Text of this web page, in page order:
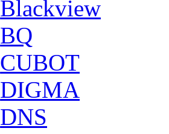
Blackview
BQ
CUBOT
DIGMA
DNS